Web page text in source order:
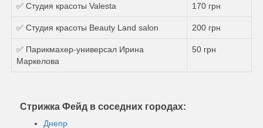
✅ Студия красоты Valesta 170 грн
✅ Студия красоты Beauty Land salon 200 грн
✅ Парикмахер-универсал Ирина
Маркелова
50 грн
Стрижка Фейд в соседних городах:
Днепр